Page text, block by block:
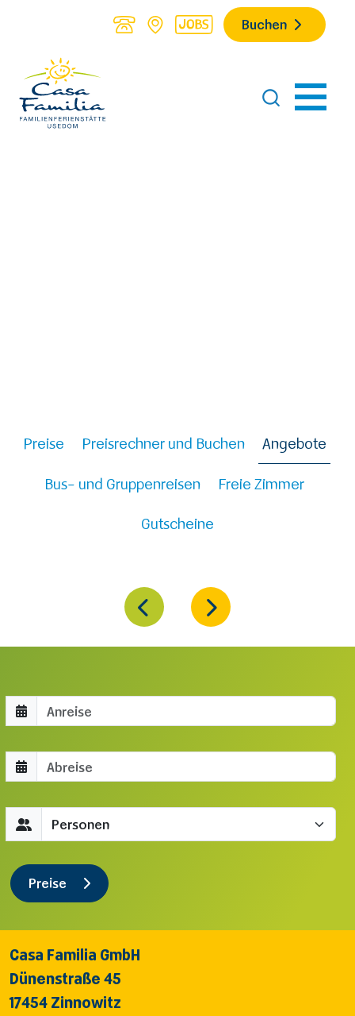
Buchen
Preise Preisrechner und Buchen
Angebote
Bus- und Gruppenreisen
Freie Zimmer
Gutscheine
Anreisedatum
Abreisedatum
Gäste
Preise
Casa Familia GmbH
Dünenstraße 45
17454 Zinnowitz